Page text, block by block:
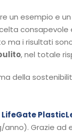
un esempio e
consapevole
ma i risultati
, nel totale
della
LifeGate
Grazie